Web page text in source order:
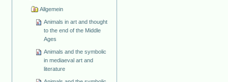
Allgemein
Animals in art and thought
to the end of the Middle
Ages
Animals and the symbolic
in mediaeval art and
literature